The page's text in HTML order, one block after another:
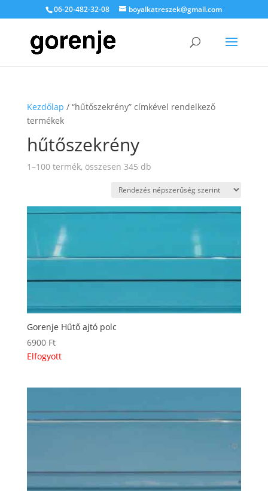
06-20-482-32-08 boyalkatreszek@gmail.com
Kezdőlap / “hűtőszekrény” címkével rendelkező
termékek
hűtőszekrény
1–100 termék, összesen 345 dbSorted
popularity
Gorenje Hűtő ajtó polc
6900 Ft
Elfogyott